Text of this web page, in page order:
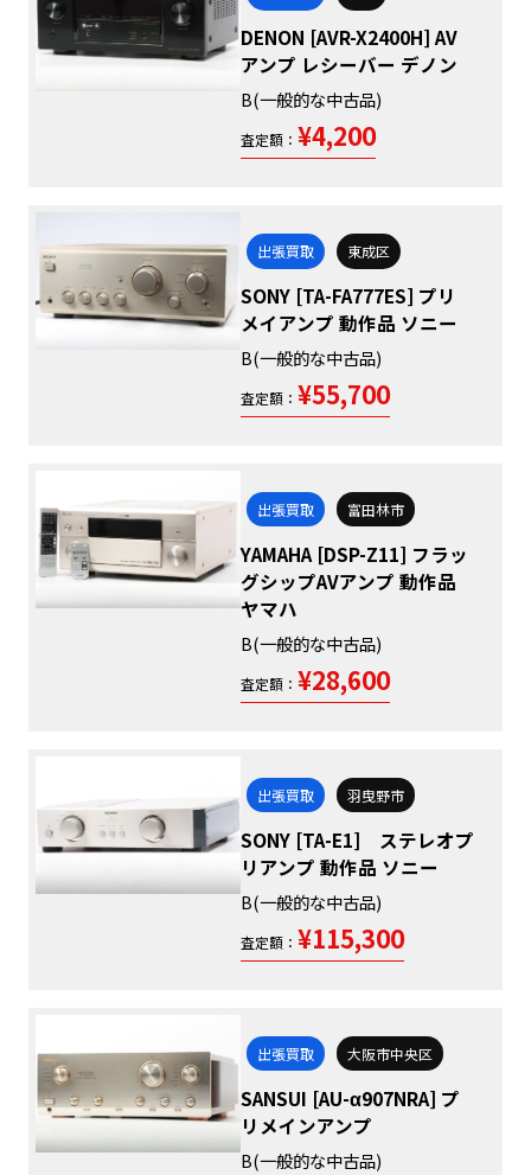
DENON [AVR-X2400H] AV
アンプ レシーバー デノン
B(一般的な中古品)
査定額： ¥4,200
出張買取 東成区
SONY [TA-FA777ES] プリ
メイアンプ 動作品 ソニー
B(一般的な中古品)
査定額： ¥55,700
出張買取 富田林市
YAMAHA [DSP-Z11] フラッ
グシップAVアンプ 動作品
ヤマハ
B(一般的な中古品)
査定額： ¥28,600
出張買取 羽曳野市
SONY [TA-E1] ステレオプ
リアンプ 動作品 ソニー
B(一般的な中古品)
査定額： ¥115,300
出張買取 大阪市中央区
SANSUI [AU-α907NRA] プ
リメインアンプ
B(一般的な中古品)